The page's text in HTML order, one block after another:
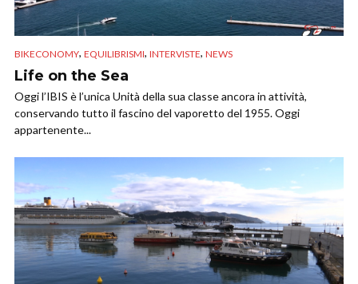
BIKECONOMY, EQUILIBRISMI, INTERVISTE, NEWS
Life on the Sea
Oggi l’IBIS è l’unica Unità della sua classe ancora in attività,
conservando tutto il fascino del vaporetto del 1955. Oggi
appartenente...